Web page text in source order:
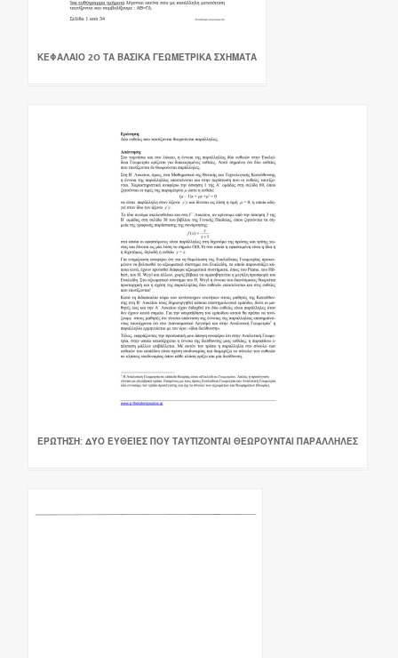
ΚΕΦΑΛΑΙΟ 2O ΤΑ ΒΑΣΙΚΑ ΓΕΩΜΕΤΡΙΚΑ ΣΧΗΜΑΤΑ
ΕΡΏΤΗΣΗ: ΔΎΟ ΕΥΘΕΊΕΣ ΠΟΥ ΤΑΥΤΊΖΟΝΤΑΙ ΘΕΩΡΟΎΝΤΑΙ ΠΑΡΆΛΛΗΛΕΣ